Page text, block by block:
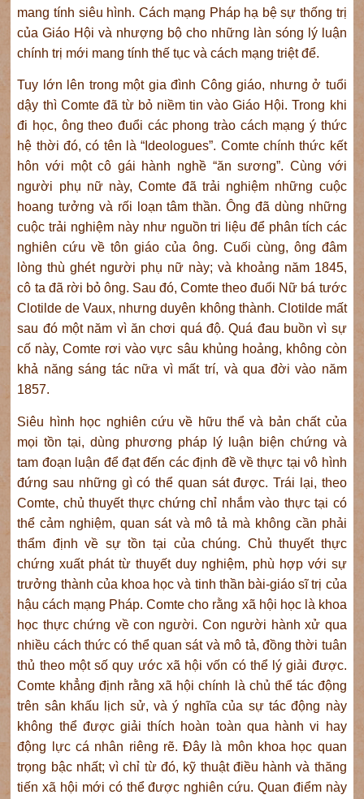
mang tính siêu hình. Cách mạng Pháp hạ bệ sự thống trị
của Giáo Hội và nhượng bộ cho những làn sóng lý luận
chính trị mới mang tính thế tục và cách mạng triệt để.
Tuy lớn lên trong một gia đình Công giáo, nhưng ở tuổi
dậy thì Comte đã từ bỏ niềm tin vào Giáo Hội. Trong khi
đi học, ông theo đuổi các phong trào cách mạng ý thức
hệ thời đó, có tên là “Ideologues”. Comte chính thức kết
hôn với một cô gái hành nghề “ăn sương”. Cùng với
người phụ nữ này, Comte đã trải nghiệm những cuộc
hoang tưởng và rối loạn tâm thần. Ông đã dùng những
cuộc trải nghiệm này như nguồn tri liệu để phân tích các
nghiên cứu về tôn giáo của ông. Cuối cùng, ông đâm
lòng thù ghét người phụ nữ này; và khoảng năm 1845,
cô ta đã rời bỏ ông. Sau đó, Comte theo đuổi Nữ bá tước
Clotilde de Vaux, nhưng duyên không thành. Clotilde mất
sau đó một năm vì ăn chơi quá độ. Quá đau buồn vì sự
cố này, Comte rơi vào vực sâu khủng hoảng, không còn
khả năng sáng tác nữa vì mất trí, và qua đời vào năm
1857.
Siêu hình học nghiên cứu về hữu thể và bản chất của
mọi tồn tại, dùng phương pháp lý luận biện chứng và
tam đoạn luận để đạt đến các định đề về thực tại vô hình
đứng sau những gì có thể quan sát được. Trái lại, theo
Comte, chủ thuyết thực chứng chỉ nhắm vào thực tại có
thể cảm nghiệm, quan sát và mô tả mà không cần phải
thẩm định về sự tồn tại của chúng. Chủ thuyết thực
chứng xuất phát từ thuyết duy nghiệm, phù hợp với sự
trưởng thành của khoa học và tinh thần bài-giáo sĩ trị của
hậu cách mạng Pháp. Comte cho rằng xã hội học là khoa
học thực chứng về con người. Con người hành xử qua
nhiều cách thức có thể quan sát và mô tả, đồng thời tuân
thủ theo một số quy ước xã hội vốn có thể lý giải được.
Comte khẳng định rằng xã hội chính là chủ thể tác động
trên sân khấu lịch sử, và ý nghĩa của sự tác động này
không thể được giải thích hoàn toàn qua hành vi hay
động lực cá nhân riêng rẽ. Đây là môn khoa học quan
trọng bậc nhất; vì chỉ từ đó, kỹ thuật điều hành và thăng
tiến xã hội mới có thể được nghiên cứu. Quan điểm này